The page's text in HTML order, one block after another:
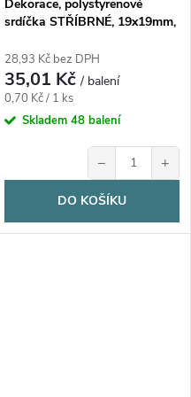
Dekorace, polystyrenové
srdíčka STŘÍBRNÉ, 19x19mm,
28,93 Kč bez DPH
35,01 Kč/ balení
Měrná
cena:
0,70 Kč / 1 ks
Skladem 48 balení
− +
DO KOŠÍKU